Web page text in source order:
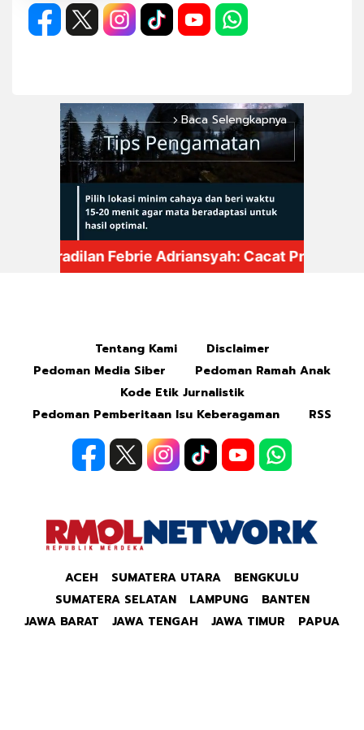
arrow_forward_ios Baca Selengkapnya
Tentang Kami
Disclaimer
Pedoman Media Siber
Pedoman Ramah Anak
Kode Etik Jurnalistik
Pedoman Pemberitaan Isu Keberagaman
RSS
ACEH SUMATERA UTARA
BENGKULU
SUMATERA SELATAN
LAMPUNG
BANTEN
JAWA BARAT
JAWA TENGAH JAWA TIMUR PAPUA